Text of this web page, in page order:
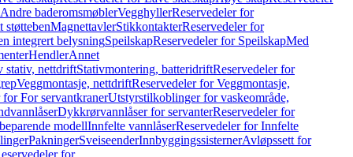
baderomsmøblerVegghyllerReservedeler for
støttebenMagnettavlerStikkontakterReservedeler for
integrert belysningSpeilskapReservedeler for SpeilskapMed
HendlerAnnet
stativ, nettdriftStativmontering, batteridriftReservedeler for
Veggmontasje, nettdriftReservedeler for Veggmontasje,
for For servantkranerUtstyrstilkoblinger for vaskeområde,
Dykkrørvannlåser for servanterReservedeler for
modellInnfelte vannlåserReservedeler for Innfelte
PakningerSveiseenderInnbyggingssisternerAvløpssett for
for